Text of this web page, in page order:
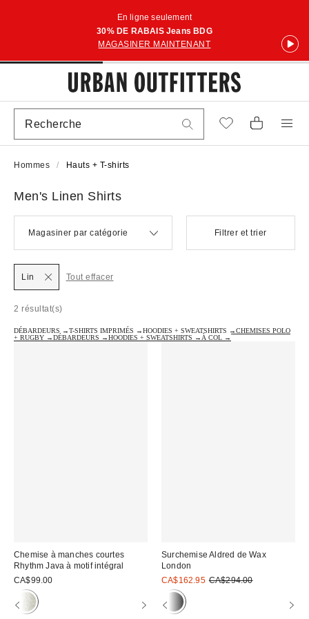
En ligne seulement
30% DE RABAIS Jeans BDG
MAGASINER MAINTENANT
Hommes Hauts + T-shirts
Men's Linen Shirts
Magasiner par catégorie Filtrer et trier
2 résultat(s)
Lin Tout effacer
DÉBARDEURS →T-SHIRTS IMPRIMÉS →HOODIES + SWEATSHIRTS →CHEMISES POLO
+ RUGBY →DÉBARDEURS →HOODIES + SWEATSHIRTS → À COL →
Chemise à manches courtes
Rhythm Java à motif intégral
CA$99.00
Surchemise Aldred de Wax
London
Prix
soldé
CA$162.95 Prix
CA$294.00